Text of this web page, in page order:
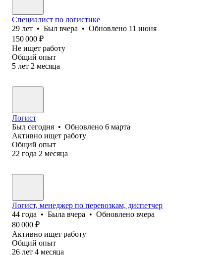
Специалист по логистике
29 лет • Был вчера • Обновлено 11 июня
150 000 ₽
Не ищет работу
Общий опыт
5 лет 2 месяца
Логист
Был сегодня • Обновлено 6 марта
Активно ищет работу
Общий опыт
22 года 2 месяца
Логист, менеджер по перевозкам, диспетчер
44 года • Была вчера • Обновлено вчера
80 000 ₽
Активно ищет работу
Общий опыт
26 лет 4 месяца